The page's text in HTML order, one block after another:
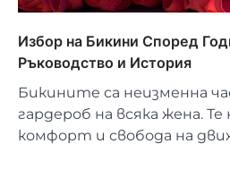
Избор на Бикини Според
Ръководство и История
Бикините са неизменна
гардероб на всяка жена.
комфорт и свобода на